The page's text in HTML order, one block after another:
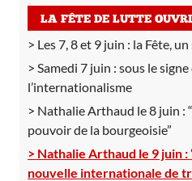
LA FÊTE DE LUTTE
Les 7, 8 et 9 juin : la Fête, un
Samedi 7 juin : sous le signe
l’internationalisme
Nathalie Arthaud le 8 juin :
pouvoir de la bourgeoisie”
Nathalie Arthaud le 9 juin :
nouvelle internationale de